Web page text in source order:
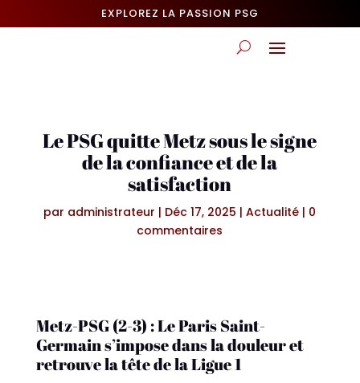
EXPLOREZ LA PASSION PSG
Le PSG quitte Metz sous le signe
de la confiance et de la
satisfaction
par administrateur | Déc 17, 2025 |Actualité | 0
commentaires
Metz-PSG (2-3) : Le Paris Saint-
Germain s’impose dans la douleur et
retrouve la tête de la Ligue 1